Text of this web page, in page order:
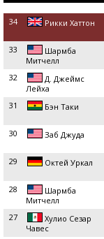
34 Рикки Хаттон
33
Шармба
Митчелл
32
Д. Джеймс
Лейха
31 Бэн Таки
30 Заб Джуда
29 Октей Уркал
28
Шармба
Митчелл
27
Хулио Сезар
Чавес